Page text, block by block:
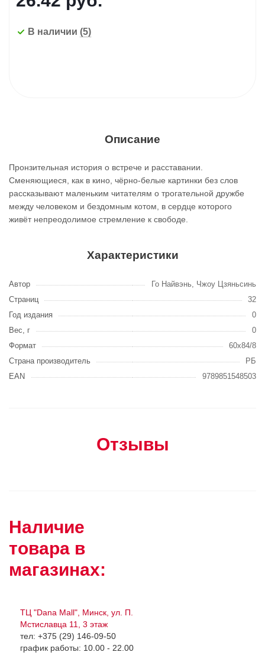
В наличии (5)
Описание
Пронзительная история о встрече и расставании.
Сменяющиеся, как в кино, чёрно-белые картинки без слов
рассказывают маленьким читателям о трогательной дружбе
между человеком и бездомным котом, в сердце которого
живёт непреодолимое стремление к свободе.
Характеристики
Автор
Го Найвэнь, Чжоу Цзяньсинь
Страниц
32
Год издания
0
Вес, г
0
Формат
60х84/8
Страна производитель
РБ
EAN
9789851548503
Отзывы
Наличие
товара в
магазинах:
ТЦ "Dana Mall", Минск, ул. П.
Мстиславца 11, 3 этаж
тел: +375 (29) 146-09-50
график работы: 10.00 - 22.00